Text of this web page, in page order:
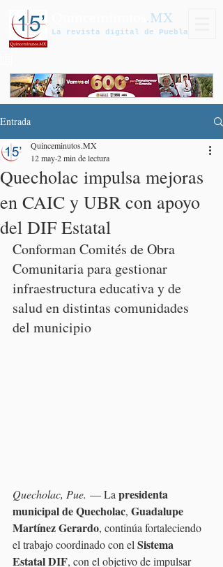
.MX
La revista digital de Puebla
Entrada
Quecholac impulsa mejoras
en CAIC y UBR con apoyo
del DIF Estatal
Quinceminutos.MX
12 may2 min de lectura
Conforman Comités de Obra
Comunitaria para gestionar
infraestructura educativa y de
salud en distintas comunidades
del municipio
Quecholac, Pue. — La presidenta
municipal de Quecholac, Guadalupe
Martínez Gerardo, continúa fortaleciendo
el trabajo coordinado con el Sistema
Estatal DIF, con el objetivo de impulsar